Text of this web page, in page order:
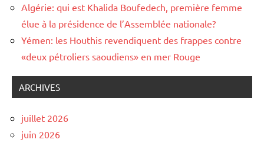
Algérie: qui est Khalida Boufedech, première femme
élue à la présidence de l’Assemblée nationale?
Yémen: les Houthis revendiquent des frappes contre
«deux pétroliers saoudiens» en mer Rouge
ARCHIVES
juillet 2026
juin 2026